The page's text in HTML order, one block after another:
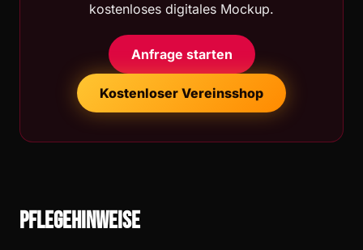
kostenloses digitales Mockup.
Anfrage starten
Kostenloser Vereinsshop
Pflegehinweise